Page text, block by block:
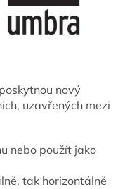
poskytnou nový
uzavřených mezi
nebo použít jako
tak horizontálně